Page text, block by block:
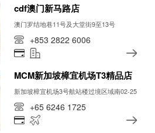
cdf澳门新马路店
澳门罗结地巷11号及大堂街9至13号
+853 2822 6006
MCM新加坡樟宜机场T3精品店
新加坡樟宜机场3号航站楼过境区域南02-25
+65 6246 1725